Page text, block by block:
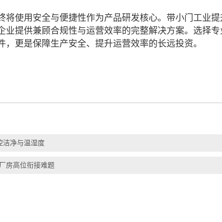
用安全与便捷性作为产品研发核心。带小门工业提
提供兼顾合规性与运营效率的完整解决方案。选择专
更是保障生产安全、提升运营效率的长远投资。
洁净与温湿度
房高位衔接难题